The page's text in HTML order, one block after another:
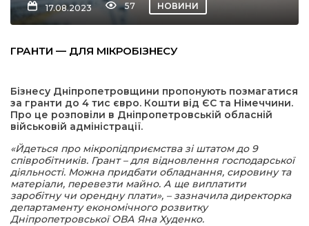
редактора
Відповідаємо
17.08.2023 57 НОВИНИ
ГРАНТИ — ДЛЯ МІКРОБІЗНЕСУ
Бізнесу Дніпропетровщини пропонують позмагатися
за гранти до 4 тис євро. Кошти від ЄС та Німеччини.
Про це розповіли в Дніпропетровській обласній
військовій адміністрації.
«Йдеться про мікропідприємства зі штатом до 9
співробітників. Грант – для відновлення господарської
діяльності. Можна придбати обладнання, сировину та
матеріали, перевезти майно. А ще виплатити
заробітну чи орендну плати», – зазначила директорка
департаменту економічного розвитку
Дніпропетровської ОВА Яна Худенко.